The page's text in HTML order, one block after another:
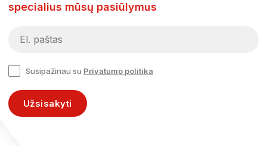
specialius mūsų pasiūlymus
Susipažinau su Privatumo politika
Užsisakyti